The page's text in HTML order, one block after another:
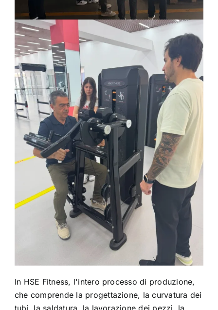
In HSE Fitness, l'intero processo di produzione,
che comprende la progettazione, la curvatura dei